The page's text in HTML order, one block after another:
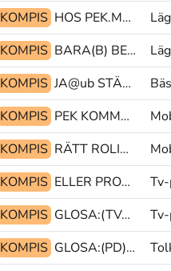
KOMPIS HOS PEK.MULTI ORSAK
KOMPIS BARA(B) BEGE-SIG-HEM@b SÖNDAG
KOMPIS JA@ub STÄMMA(J) SANN
KOMPIS PEK KOMMA-HIT(Lb) SITTA(VVb)
KOMPIS RÄTT ROLIG GLOSA:(DYKA-UPP)
KOMPIS ELLER PRO1 GLOSA:(VARA|PEK)
KOMPIS GLOSA:(TVÅ) SÄTTA-SIG DELA
KOMPIS GLOSA:(PD) UMGÅS PU@g